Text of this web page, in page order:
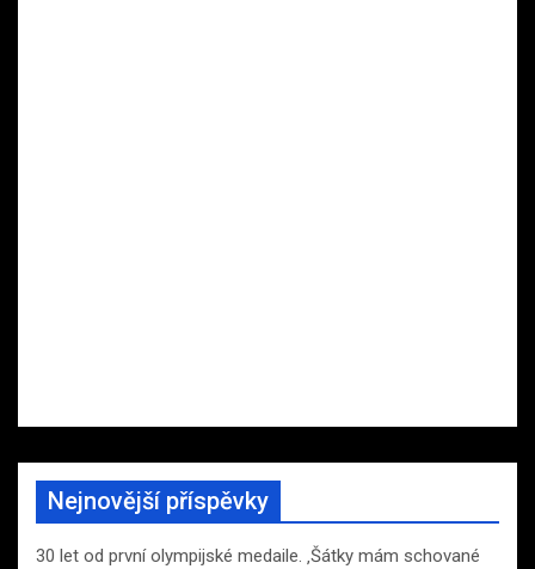
Nejnovější příspěvky
30 let od první olympijské medaile. ‚Šátky mám schované